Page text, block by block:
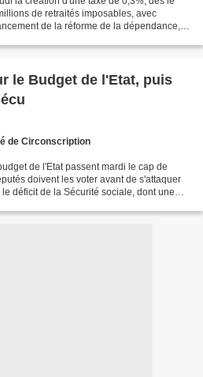
de retraités imposables, avec
de la réforme de la dépendance,
le Budget de l'Etat, puis
de Circonscription
de l'Etat passent mardi le cap de
doivent les voter avant de s'attaquer
déficit de la Sécurité sociale, dont une